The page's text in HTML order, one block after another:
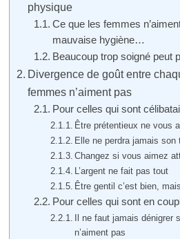
physique
Ce que les femmes
mauvaise hygiène…
Beaucoup trop soigné peut
Divergence de goût entre
femmes n’aiment pas
Pour celles qui sont
Être prétentieux ne vous
Elle ne perdra jamais
Changez si vous aimez
L’argent ne fait pas tout
Être gentil c’est bien,
Pour celles qui sont en
Il ne faut jamais dénigrer
n’aiment pas